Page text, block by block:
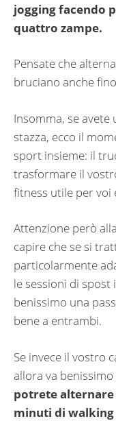
jogging facendo
quattro zampe.
Pensate che
bruciano anche
Insomma, se avete
stazza, ecco il
sport insieme: il
trasformare il
fitness utile per voi
Attenzione però
capire che se si
particolarmente
le sessioni di spost
benissimo una
bene a entrambi.
Se invece il vostro
allora va benissimo
potrete alternare
minuti di walking